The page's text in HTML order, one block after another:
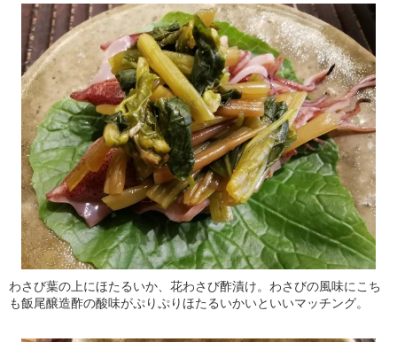
わさび葉の上にほたるいか、花わさび酢漬け。わさびの風味にこち
も飯尾醸造酢の酸味がぷりぷりほたるいかいといいマッチング。